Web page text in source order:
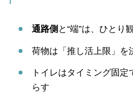
通路側 と“端”は、ひとり
荷物は「推し活上限」を
トイレはタイミング固
らす